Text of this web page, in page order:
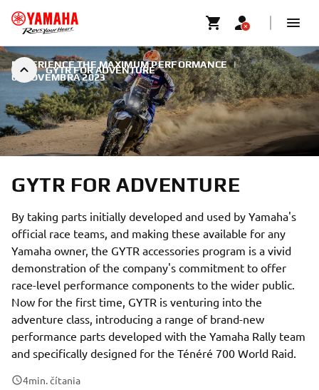
GYTR FOR ADVENTURE
EXPERIENCE THE MAXIMUM PERFORMANCE |
6. NOVEMBRA 2023
GYTR FOR ADVENTURE
By taking parts initially developed and used by Yamaha's
official race teams, and making these available for any
Yamaha owner, the GYTR accessories program is a vivid
demonstration of the company's commitment to offer
race-level performance components to the wider public.
Now for the first time, GYTR is venturing into the
adventure class, introducing a range of brand-new
performance parts developed with the Yamaha Rally team
and specifically designed for the Ténéré 700 World Raid.
4min. čítania